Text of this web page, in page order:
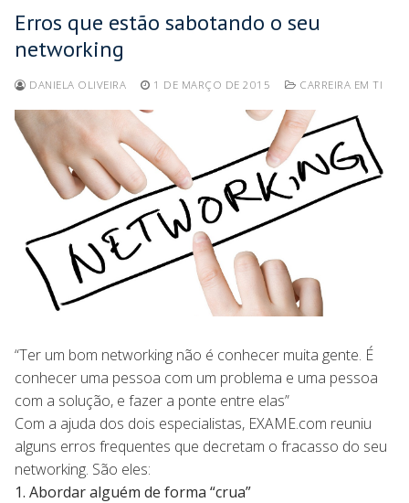
Erros que estão sabotando o seu
networking
DANIELA OLIVEIRA 1 DE MARÇO DE 2015 CARREIRA EM TI
“Ter um bom networking não é conhecer muita gente. É
conhecer uma pessoa com um problema e uma pessoa
com a solução, e fazer a ponte entre elas”
Com a ajuda dos dois especialistas, EXAME.com reuniu
alguns erros frequentes que decretam o fracasso do seu
networking. São eles:
1. Abordar alguém de forma “crua”